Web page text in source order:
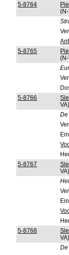
5-8764
5-8765
5-8766
VA)
5-8767
VA)
5-8768
VA)